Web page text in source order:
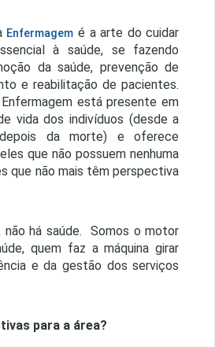
Enfermagem é a arte do cuidar
à saúde, se fazendo
da saúde, prevenção de
e reabilitação de pacientes.
está presente em
vida dos indivíduos (desde a
da morte) e oferece
que não possuem nenhuma
que não mais têm perspectiva
não há saúde. Somos o motor
quem faz a máquina girar
e da gestão dos serviços
para a área?